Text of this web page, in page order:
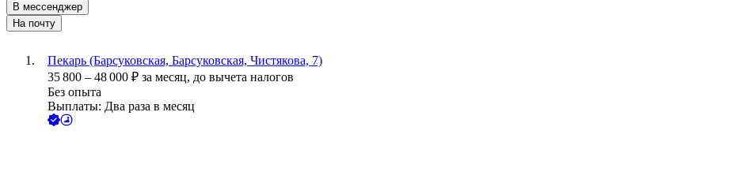
В мессенджер
На почту
Пекарь (Барсуковская, Барсуковская, Чистякова, 7)
35 800 – 48 000 ₽ за месяц, до вычета налогов
Без опыта
Выплаты: Два раза в месяц